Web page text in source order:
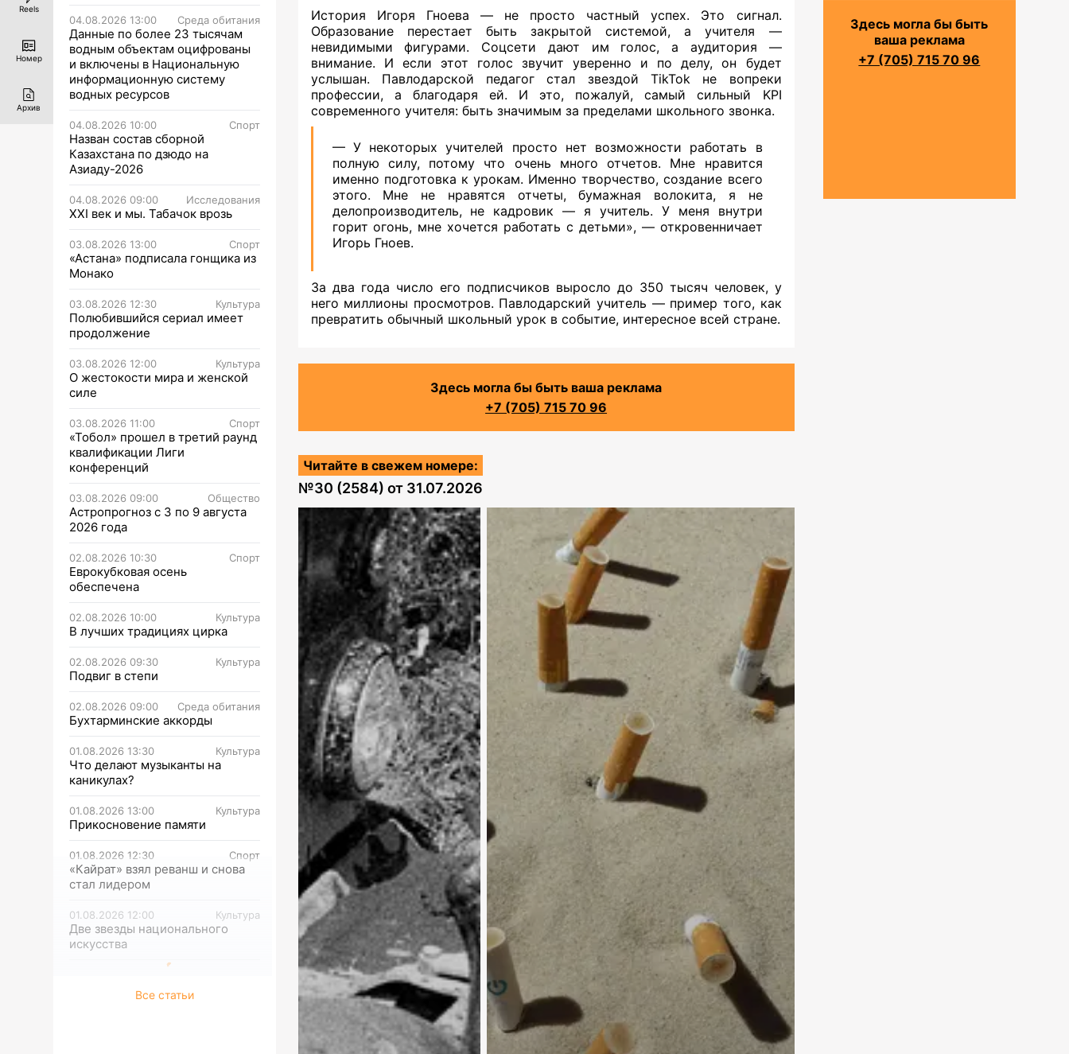
04.08.2026 13:00 Среда обитания
Данные по более 23 тысячам
водным объектам оцифрованы
и включены в Национальную
информационную систему
водных ресурсов
04.08.2026 10:00 Спорт
Назван состав сборной
Казахстана по дзюдо на
Азиаду-2026
04.08.2026 09:00 Исследования
XXI век и мы. Табачок врозь
03.08.2026 13:00 Спорт
«Астана» подписала гонщика из
Монако
03.08.2026 12:30 Культура
Полюбившийся сериал имеет
продолжение
03.08.2026 12:00 Культура
О жестокости мира и женской
силе
03.08.2026 11:00 Спорт
«Тобол» прошел в третий раунд
квалификации Лиги
конференций
03.08.2026 09:00 Общество
Астропрогноз с 3 по 9 августа
2026 года
02.08.2026 10:30 Спорт
Еврокубковая осень
обеспечена
02.08.2026 10:00 Культура
В лучших традициях цирка
02.08.2026 09:30 Культура
Подвиг в степи
02.08.2026 09:00 Среда обитания
Бухтарминские аккорды
01.08.2026 13:30 Культура
Что делают музыканты на
каникулах?
01.08.2026 13:00 Культура
Прикосновение памяти
01.08.2026 12:30 Спорт
«Кайрат» взял реванш и снова
стал лидером
01.08.2026 12:00 Культура
Две звезды национального
искусства
Все статьи
История Игоря Гноева — не просто частный успех. Это сигнал.
Образование перестает быть закрытой системой, а учителя —
невидимыми фигурами. Соцсети дают им голос, а аудитория —
внимание. И если этот голос звучит уверенно и по делу, он будет
услышан. Павлодарской педагог стал звездой TikTok не вопреки
профессии, а благодаря ей. И это, пожалуй, самый сильный KPI
современного учителя: быть значимым за пределами школьного звонка.
— У некоторых учителей просто нет возможности работать в
полную силу, потому что очень много отчетов. Мне нравится
именно подготовка к урокам. Именно творчество, создание всего
этого. Мне не нравятся отчеты, бумажная волокита, я не
делопроизводитель, не кадровик — я учитель. У меня внутри
горит огонь, мне хочется работать с детьми», — откровенничает
Игорь Гноев.
За два года число его подписчиков выросло до 350 тысяч человек, у
него миллионы просмотров. Павлодарский учитель — пример того, как
превратить обычный школьный урок в событие, интересное всей стране.
Здесь могла бы быть ваша реклама
+7 (705) 715 70 96
Читайте в свежем номере:
№30 (2584) от 31.07.2026
Здесь могла бы быть
ваша реклама
+7 (705) 715 70 96
Reels
Номер
Архив